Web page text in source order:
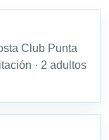
Club Punta
· 2 adultos